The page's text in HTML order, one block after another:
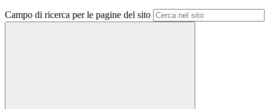
Campo di ricerca per le pagine del sito